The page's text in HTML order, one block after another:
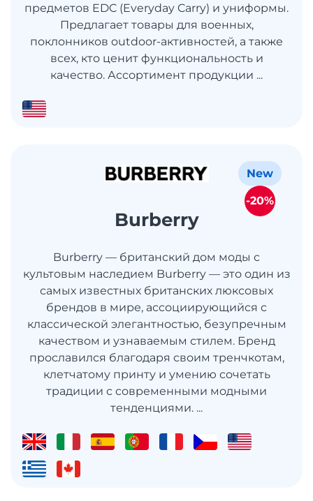
предметов EDC (Everyday Carry) и униформы.
Предлагает товары для военных,
поклонников outdoor-активностей, а также
всех, кто ценит функциональность и
качество. Ассортимент продукции ...
Burberry
Burberry — британский дом моды с
культовым наследием Burberry — это один из
самых известных британских люксовых
брендов в мире, ассоциирующийся с
классической элегантностью, безупречным
качеством и узнаваемым стилем. Бренд
прославился благодаря своим тренчкотам,
клетчатому принту и умению сочетать
традиции с современными модными
тенденциями. ...
New
-20%